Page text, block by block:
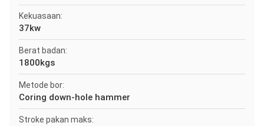
Kekuasaan:
37kw
Berat badan:
1800kgs
Metode bor:
Coring down-hole hammer
Stroke pakan maks: